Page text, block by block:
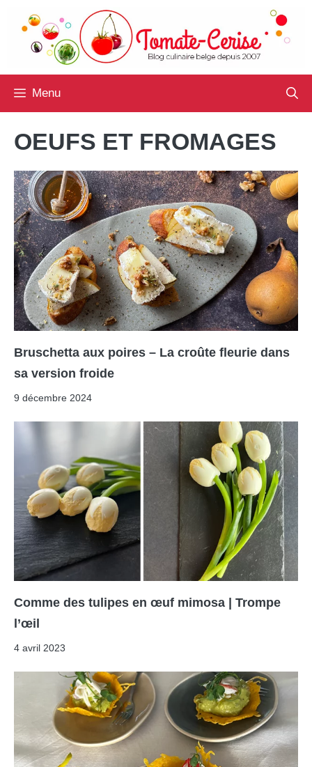
contenu
Menu
OEUFS ET FROMAGES
Bruschetta aux poires – La croûte fleurie dans
sa version froide
9 décembre 2024
Comme des tulipes en œuf mimosa | Trompe
l’œil
4 avril 2023